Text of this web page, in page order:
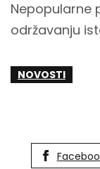
Nepopularne
održavanju
NOVOSTI